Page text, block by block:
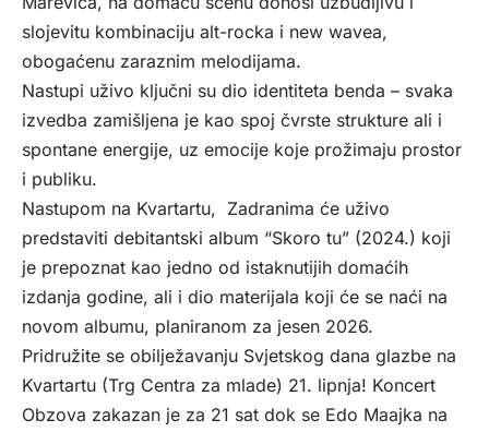
slojevitu kombinaciju alt-rocka i new wavea,
obogaćenu zaraznim melodijama.
Nastupi uživo ključni su dio identiteta benda – svaka
izvedba zamišljena je kao spoj čvrste strukture ali i
spontane energije, uz emocije koje prožimaju prostor
i publiku.
Nastupom na Kvartartu, Zadranima će uživo
predstaviti debitantski album “Skoro tu” (2024.) koji
je prepoznat kao jedno od istaknutijih domaćih
izdanja godine, ali i dio materijala koji će se naći na
novom albumu, planiranom za jesen 2026.
Pridružite se obilježavanju Svjetskog dana glazbe na
Kvartartu (Trg Centra za mlade) 21. lipnja! Koncert
Obzova zakazan je za 21 sat dok se Edo Maajka na